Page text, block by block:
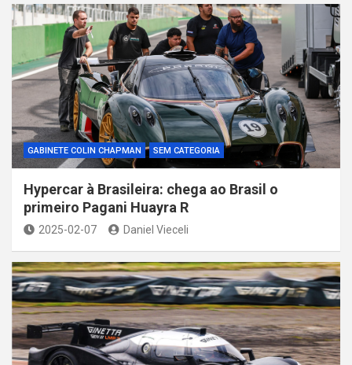
GABINETE COLIN CHAPMAN SEM CATEGORIA
Hypercar à Brasileira: chega ao Brasil o
primeiro Pagani Huayra R
2025-02-07 Daniel Vieceli